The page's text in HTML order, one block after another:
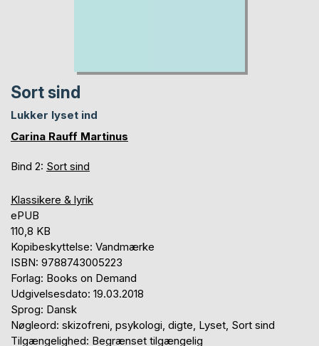
Sort sind
Lukker lyset ind
Carina Rauff Martinus
Bind 2: Sort sind
Klassikere & lyrik
ePUB
110,8 KB
Kopibeskyttelse: Vandmærke
ISBN: 9788743005223
Forlag: Books on Demand
Udgivelsesdato: 19.03.2018
Sprog: Dansk
Nøgleord: skizofreni, psykologi, digte, Lyset, Sort sind
Tilgængelighed: Begrænset tilgængelig